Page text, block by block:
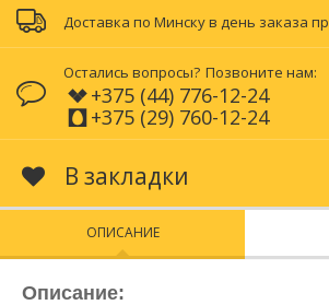
Доставка по Минску в день заказа
Остались вопросы? Позвоните нам:
+375 (44) 776-12-24
+375 (29) 760-12-24
В закладки
ОПИСАНИЕ
Описание: